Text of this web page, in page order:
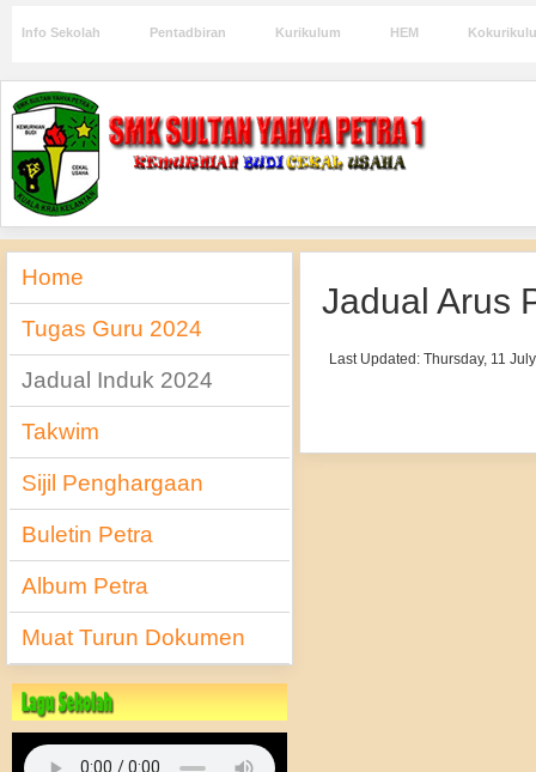
Info Sekolah Pentadbiran Kurikulum HEM
Home
Tugas Guru 2024
Jadual Induk 2024
Takwim
Sijil Penghargaan
Buletin Petra
Album Petra
Muat Turun Dokumen
Jadual Arus
Last Updated: Thursday, 11